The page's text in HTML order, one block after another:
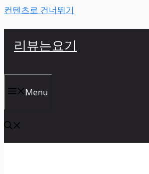
컨텐츠로 건너뛰기
리뷰는요기
Menu